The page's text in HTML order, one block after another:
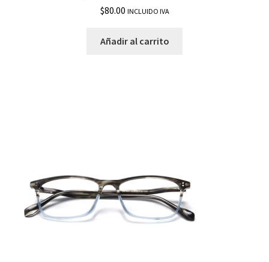
$80.00 INCLUIDO IVA
Añadir al carrito